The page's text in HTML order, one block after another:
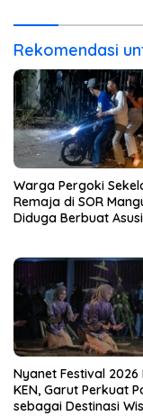
Rekomendasi
Warga Pergoki
Remaja di SOR
Diduga Berbuat
Nyanet Festival 2026
KEN, Garut Perkuat
sebagai Destinasi